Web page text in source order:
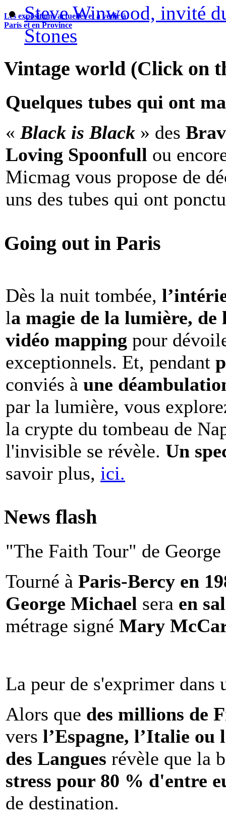
Les expositions actuelles et à venir à
Paris et en Province
Steve Winwood, invité
Stones
Vintage world (Click on
Quelques tubes qui ont
« Black is Black » des
Loving Spoonfull ou
Micmag vous propose de
uns des tubes qui ont
Going out in Paris
Dès la nuit tombée,
la magie de la lumière,
vidéo mapping pour
exceptionnels. Et, pendant
conviés à une
par la lumière, vous
la crypte du tombeau de
l'invisible se révèle. Un
savoir plus, ici.
News flash
"The Faith Tour" de
Tourné à Paris-Bercy en
George Michael sera en
métrage signé Mary
La peur de s'exprimer dans
Alors que des millions de
vers l’Espagne, l’Italie ou
des Langues révèle que la
stress pour 80 % d'entre
de destination.